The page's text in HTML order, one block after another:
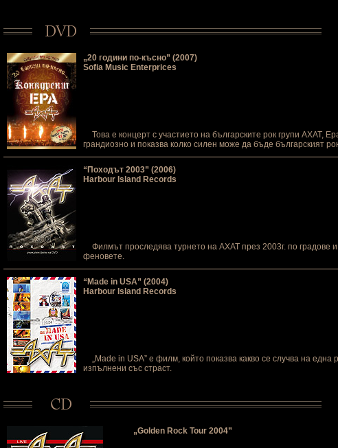
„20 години по-късно” (2007)
Sofia Music Enterprices
Това е концерт с участието на българските рок групи АХАТ,
грандиозно и показва колко силен може да бъде българският
“Походът 2003” (2006)
Harbour Island Records
Филмът проследява турнето на АХАТ през 2003г. по градове
феновете.
“Made in USA” (2004)
Harbour Island Records
„Made in USA” e филм, който показва какво се случва на
изпълнени със страст.
„Golden Rock Tour 2004”